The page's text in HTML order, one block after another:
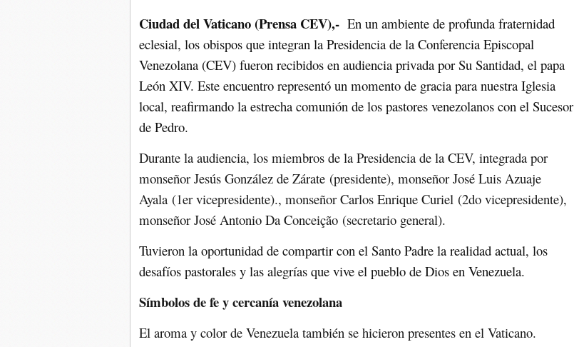
Ciudad del Vaticano (Prensa CEV),- En un ambiente de profunda fraternidad
eclesial, los obispos que integran la Presidencia de la Conferencia Episcopal
Venezolana (CEV) fueron recibidos en audiencia privada por Su Santidad, el papa
León XIV. Este encuentro representó un momento de gracia para nuestra Iglesia
local, reafirmando la estrecha comunión de los pastores venezolanos con el Sucesor
de Pedro.
Durante la audiencia, los miembros de la Presidencia de la CEV, integrada por
monseñor Jesús González de Zárate (presidente), monseñor José Luis Azuaje
Ayala (1er vicepresidente)., monseñor Carlos Enrique Curiel (2do vicepresidente),
monseñor José Antonio Da Conceição (secretario general).
Tuvieron la oportunidad de compartir con el Santo Padre la realidad actual, los
desafíos pastorales y las alegrías que vive el pueblo de Dios en Venezuela.
Símbolos de fe y cercanía venezolana
El aroma y color de Venezuela también se hicieron presentes en el Vaticano.